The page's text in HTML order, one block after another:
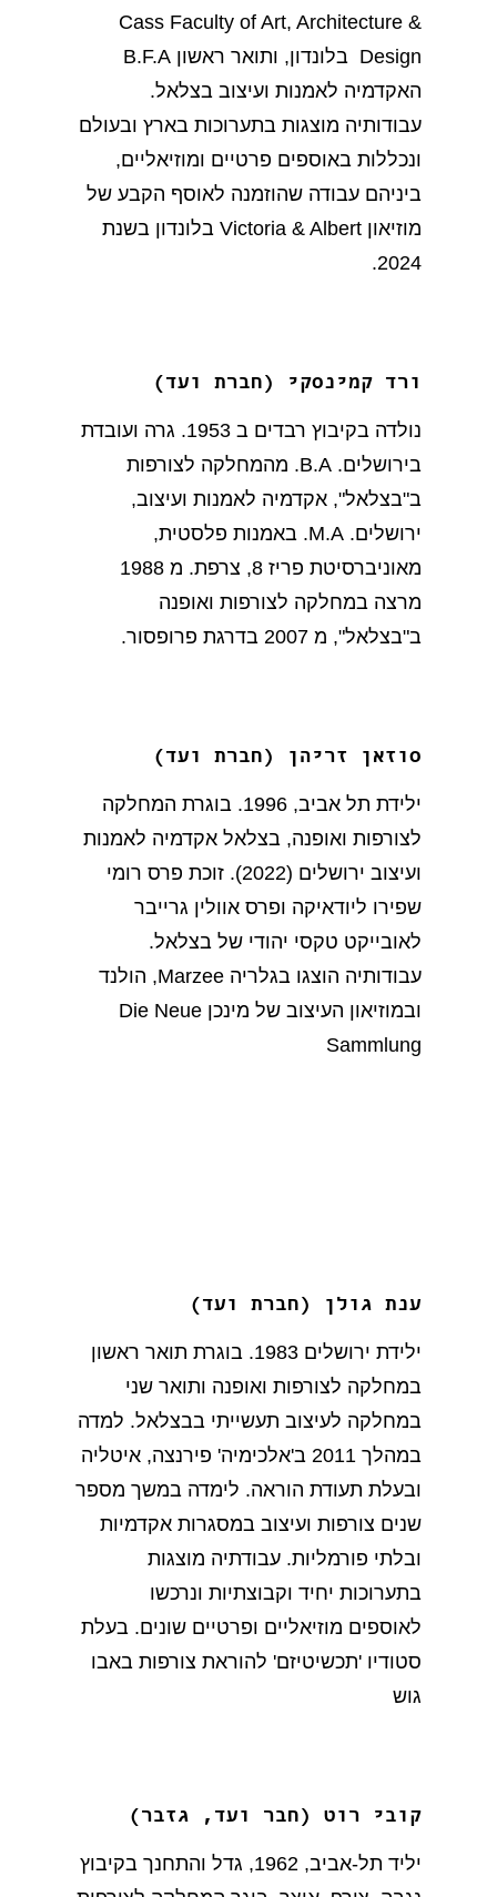
Cass Faculty of Art, Architecture &
Design בלונדון, ותואר ראשון B.F.A
האקדמיה לאמנות ועיצוב בצלאל.
עבודותיה מוצגות בתערוכות בארץ ובעולם
ונכללות באוספים פרטיים ומוזיאליים,
ביניהם עבודה שהוזמנה לאוסף הקבע של
מוזיאון Victoria & Albert בלונדון בשנת
2024.
ורד קמינסקי (חברת ועד)
נולדה בקיבוץ רבדים ב 1953. גרה ועובדת
בירושלים. B.A. מהמחלקה לצורפות
ב"בצלאל", אקדמיה לאמנות ועיצוב,
ירושלים. M.A. באמנות פלסטית,
מאוניברסיטת פריז 8, צרפת. מ 1988
מרצה במחלקה לצורפות ואופנה
ב"בצלאל", מ 2007 בדרגת פרופסור.
סוזאן זריהן (חברת ועד)
ילידת תל אביב, 1996. בוגרת המחלקה
לצורפות ואופנה, בצלאל אקדמיה לאמנות
ועיצוב ירושלים (2022). זוכת פרס רומי
שפירו ליודאיקה ופרס אוולין גרייבר
לאובייקט טקסי יהודי של בצלאל.
עבודותיה הוצגו בגלריה Marzee, הולנד
ובמוזיאון העיצוב של מינכן Die Neue
Sammlung
ענת גולן (חברת ועד)
ילידת ירושלים 1983. בוגרת תואר ראשון
במחלקה לצורפות ואופנה ותואר שני
במחלקה לעיצוב תעשייתי בבצלאל. למדה
במהלך 2011 ב'אלכימיה' פירנצה, איטליה
ובעלת תעודת הוראה. לימדה במשך מספר
שנים צורפות ועיצוב במסגרות אקדמיות
ובלתי פורמליות. עבודתיה מוצגות
בתערוכות יחיד וקבוצתיות ונרכשו
לאוספים מוזיאליים ופרטיים שונים. בעלת
סטודיו 'תכשיטיזם' להוראת צורפות באבו
גוש
קובי רוט (חבר ועד, גזבר)
יליד תל-אביב, 1962, גדל והתחנך בקיבוץ